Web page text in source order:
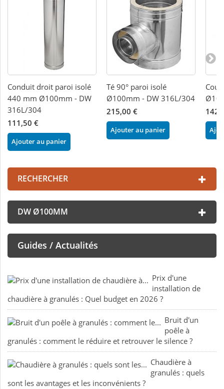
Conduit droit paroi isolé
440 mm Ø100mm - DW
316L/304
111,50 €
Ajouter au panier
Té 90° paroi isolé
Ø100mm - DW 316L/304
215,00 €
Ajouter au panier
RECHERCHER
DW Ø100MM
Guides / Actualités
Prix d'une
installation de
chaudière à granulés : Quel budget en 2026 ?
Bruit d'un
poêle à
granulés : comment le réduire et retrouver le silence ?
Chaudière à
granulés : quels
sont les avantages et les inconvénients ?